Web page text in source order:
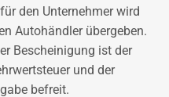
den Unternehmer wird
Autohändler übergeben.
Bescheinigung ist der
und der
befreit.